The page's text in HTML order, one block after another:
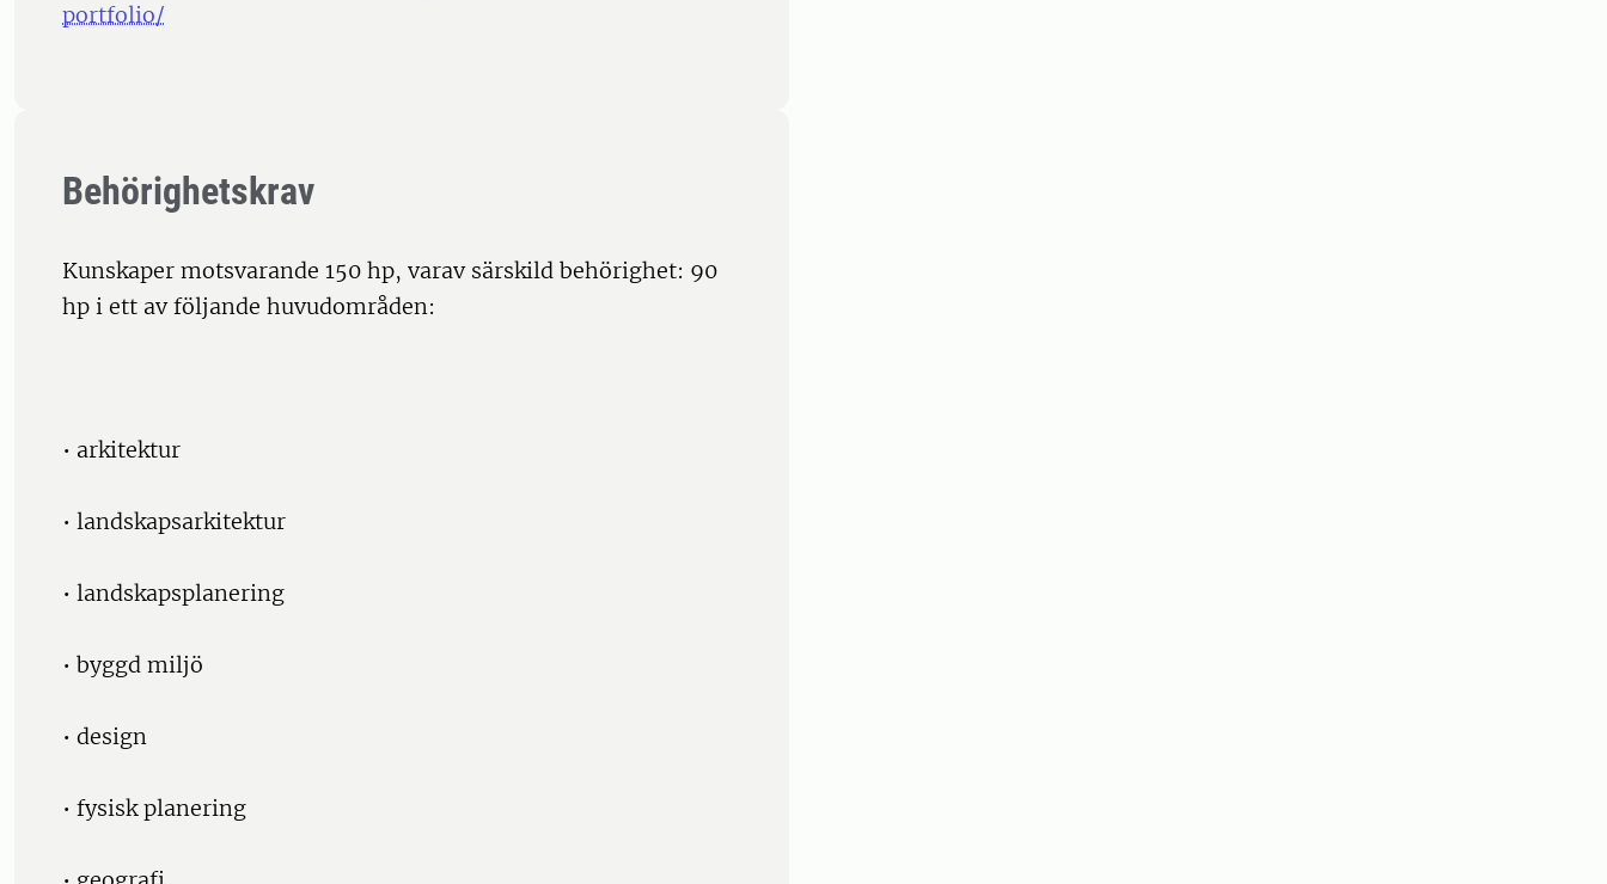
portfolio/
Behörighetskrav
Kunskaper motsvarande 150 hp, varav särskild behörighet: 90
hp i ett av följande huvudområden:
• arkitektur
• landskapsarkitektur
• landskapsplanering
• byggd miljö
• design
• fysisk planering